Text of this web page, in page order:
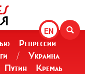
EN
Репрессии
/
Украина
Путин
Кремль